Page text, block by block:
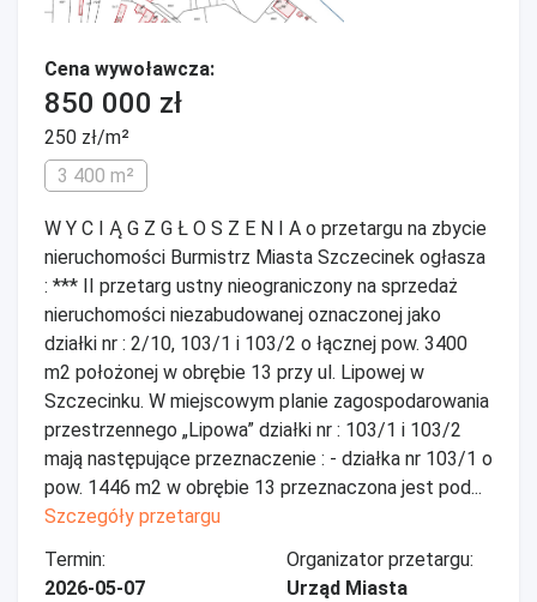
Cena wywoławcza:
850 000 zł
250 zł/m²
3 400 m²
W Y C I Ą G Z G Ł O S Z E N I A o przetargu na zbycie
nieruchomości Burmistrz Miasta Szczecinek ogłasza
: *** II przetarg ustny nieograniczony na sprzedaż
nieruchomości niezabudowanej oznaczonej jako
działki nr : 2/10, 103/1 i 103/2 o łącznej pow. 3400
m2 położonej w obrębie 13 przy ul. Lipowej w
Szczecinku. W miejscowym planie zagospodarowania
przestrzennego „Lipowa” działki nr : 103/1 i 103/2
mają następujące przeznaczenie : - działka nr 103/1 o
pow. 1446 m2 w obrębie 13 przeznaczona jest pod...
Szczegóły przetargu
Termin:
2026-05-07
Organizator przetargu:
Urząd Miasta